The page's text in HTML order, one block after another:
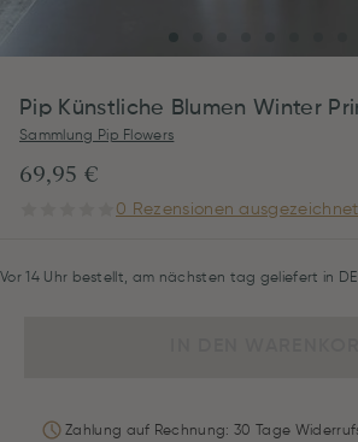
Pip Künstliche Blumen Winter
Sammlung Pip Flowers
69,95 €
0 Rezensionen
Vor 14 Uhr bestellt, am nächsten tag geliefert in DE
Zahlung auf Rechnung: 30 Tage